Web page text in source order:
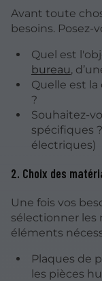
Avant toute
besoins. Posez-
Quel est
bureau,
Quelle est
?
Souhaitez-
spécifiques
électriques)
2. Choix des
Une fois vos
sélectionner les
éléments
Plaques de
les pièces